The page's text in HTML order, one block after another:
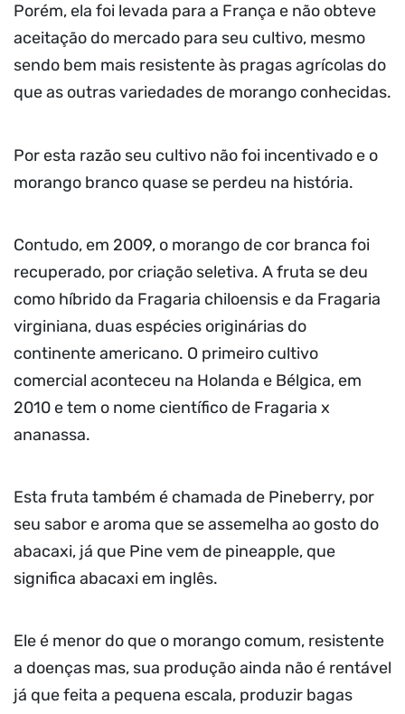
Porém, ela foi levada para a França e não obteve
aceitação do mercado para seu cultivo, mesmo
sendo bem mais resistente às pragas agrícolas do
que as outras variedades de morango conhecidas.
Por esta razão seu cultivo não foi incentivado e o
morango branco quase se perdeu na história.
Contudo, em 2009, o morango de cor branca foi
recuperado, por criação seletiva. A fruta se deu
como híbrido da Fragaria chiloensis e da Fragaria
virginiana, duas espécies originárias do
continente americano. O primeiro cultivo
comercial aconteceu na Holanda e Bélgica, em
2010 e tem o nome científico de Fragaria x
ananassa.
Esta fruta também é chamada de Pineberry, por
seu sabor e aroma que se assemelha ao gosto do
abacaxi, já que Pine vem de pineapple, que
significa abacaxi em inglês.
Ele é menor do que o morango comum, resistente
a doenças mas, sua produção ainda não é rentável
já que feita a pequena escala, produzir bagas